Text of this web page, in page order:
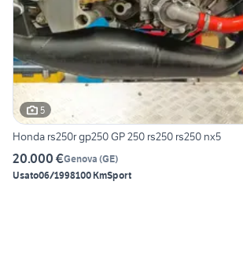
5
Honda rs250r gp250 GP 250 rs250 rs250 nx5
20.000 €Genova (GE)
Usato06/1998100 KmSport